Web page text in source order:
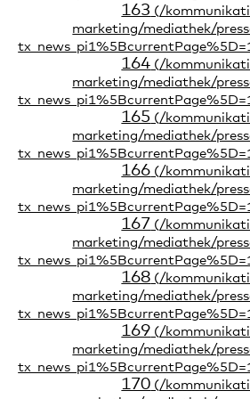
163
164
165
166
167
168
169
170